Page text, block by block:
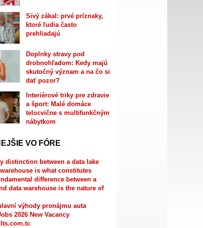
Sivý zákal: prvé príznaky,
ktoré ľudia často
prehliadajú
Doplnky stravy pod
drobnohľadom: Kedy majú
skutočný význam a na čo si
dať pozor?
Interiérové triky pre zdravie
a šport: Malé domáce
telocvične s multifunkčným
nábytkom
VO FÓRE
distinction between a data lake
is what constitutes
difference between a
data warehouse is the nature of
výhody pronájmu auta
2026 New Vacancy